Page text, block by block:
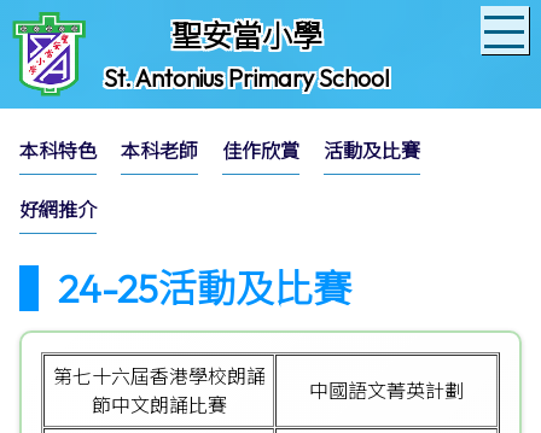
聖安當小學
St. Antonius Primary School
本科特色 本科老師 佳作欣賞 活動及比賽
好網推介
24-25活動及比賽
第七十六屆香港學校朗誦
節中文朗誦比賽
中國語文菁英計劃